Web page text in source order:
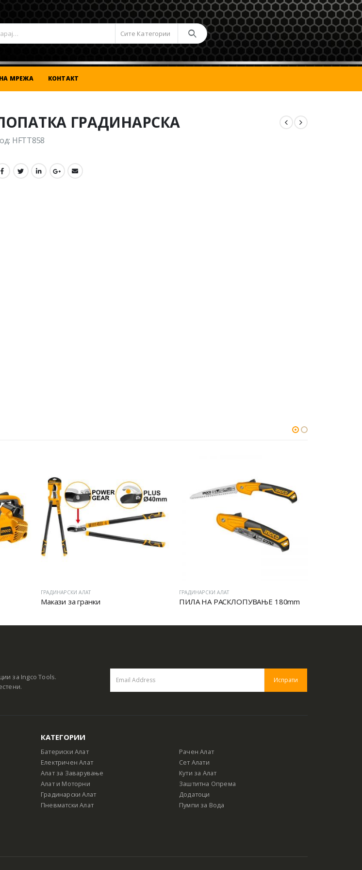
Сите Категории
МРЕЖА КОНТАКТ
ГРАДИНАРСКА
HFTT858
ГРАДИНАРСКИ АЛАТ
Макази за гранки
ГРАДИНАРСКИ АЛАТ
ПИЛА НА РАСКЛОПУВАЊЕ 180mm
за Ingco Tools.
КАТЕГОРИИ
Батериски Алат
Електричен Алат
Алат за Заварување
Алат и Моторни
Градинарски Алат
Пневматски Алат
Рачен Алат
Сет Алати
Кути за Алат
Заштитна Опрема
Додатоци
Пумпи за Вода